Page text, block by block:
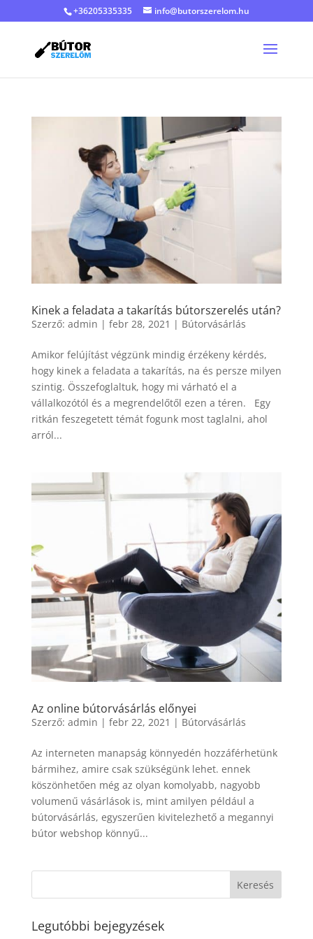
+36205335335 info@butorszerelom.hu
Kinek a feladata a takarítás bútorszerelés után?
Szerző: admin | febr 28, 2021 | Bútorvásárlás
Amikor felújítást végzünk mindig érzékeny kérdés,
hogy kinek a feladata a takarítás, na és persze milyen
szintig. Összefoglaltuk, hogy mi várható el a
vállalkozótól és a megrendelőtől ezen a téren. Egy
ritkán feszegetett témát fogunk most taglalni, ahol
arról...
Az online bútorvásárlás előnyei
Szerző: admin | febr 22, 2021 | Bútorvásárlás
Az interneten manapság könnyedén hozzáférhetünk
bármihez, amire csak szükségünk lehet. ennek
köszönhetően még az olyan komolyabb, nagyobb
volumenű vásárlások is, mint amilyen például a
bútorvásárlás, egyszerűen kivitelezhető a megannyi
bútor webshop könnyű...
Legutóbbi bejegyzések